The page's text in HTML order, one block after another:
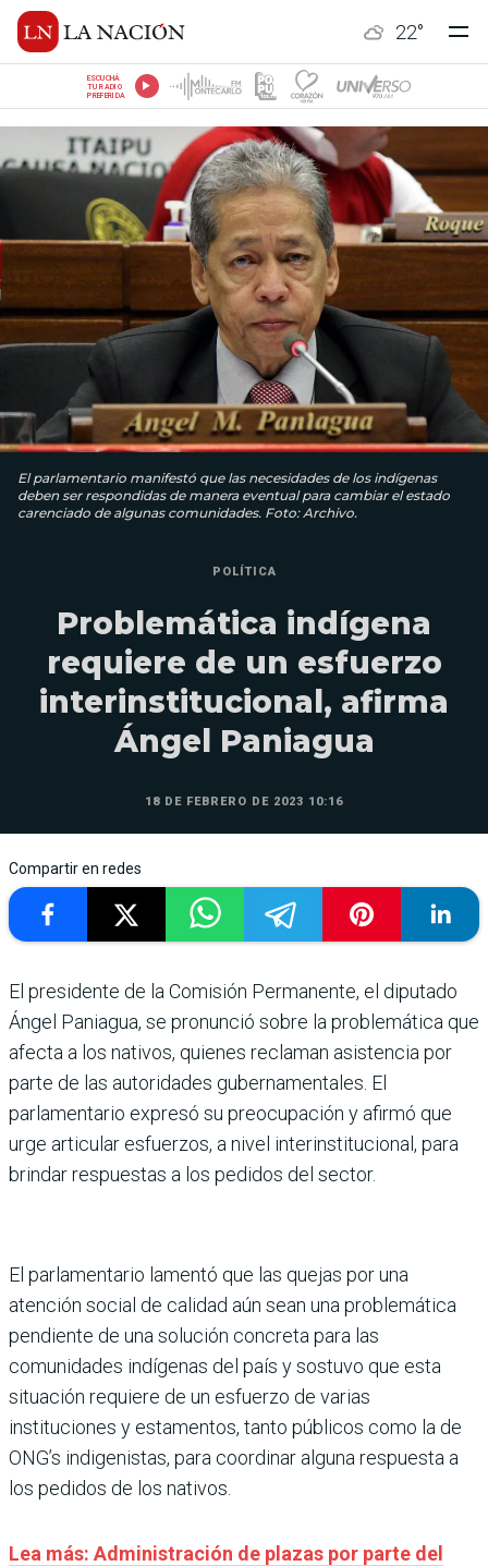
22°
ESCUCHÁ
TU RADIO
PREFERIDA
El parlamentario manifestó que las necesidades de los indígenas
deben ser respondidas de manera eventual para cambiar el estado
carenciado de algunas comunidades. Foto: Archivo.
POLÍTICA
Problemática indígena
requiere de un esfuerzo
interinstitucional, afirma
Ángel Paniagua
18 DE FEBRERO DE 2023 10:16
Compartir en redes
El presidente de la Comisión Permanente, el diputado
Ángel Paniagua, se pronunció sobre la problemática que
afecta a los nativos, quienes reclaman asistencia por
parte de las autoridades gubernamentales. El
parlamentario expresó su preocupación y afirmó que
urge articular esfuerzos, a nivel interinstitucional, para
brindar respuestas a los pedidos del sector.
El parlamentario lamentó que las quejas por una
atención social de calidad aún sean una problemática
pendiente de una solución concreta para las
comunidades indígenas del país y sostuvo que esta
situación requiere de un esfuerzo de varias
instituciones y estamentos, tanto públicos como la de
ONG’s indigenistas, para coordinar alguna respuesta a
los pedidos de los nativos.
Lea más: Administración de plazas por parte del